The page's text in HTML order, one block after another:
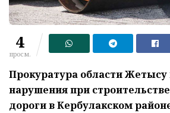
4
просм.
Прокуратура области
нарушения при
дороги в Кербулакском